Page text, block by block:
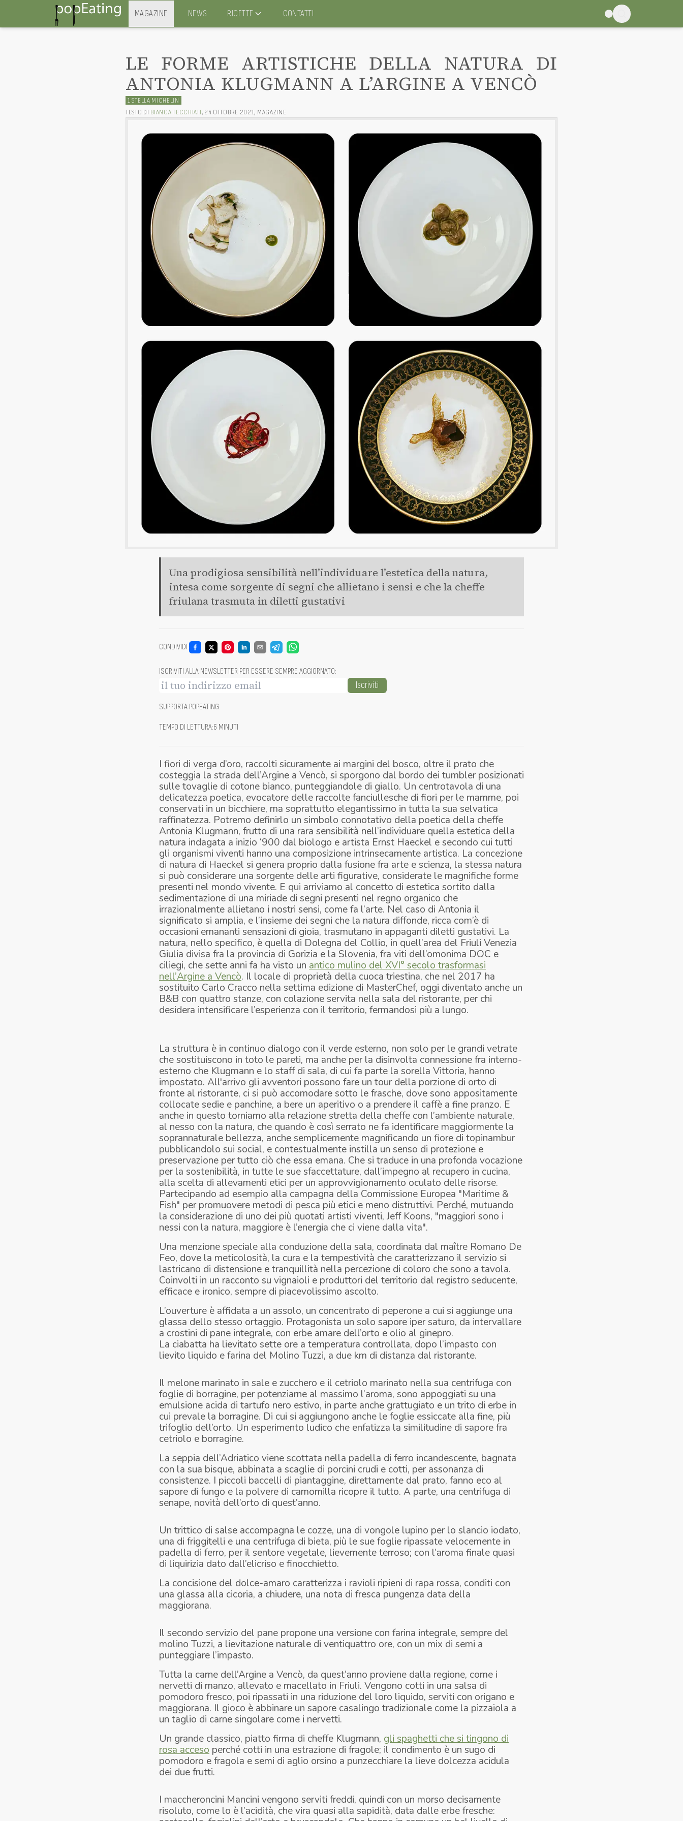
MAGAZINE NEWS RICETTE CONTATTI
LE FORME ARTISTICHE DELLA NATURA DI
ANTONIA KLUGMANN A L’ARGINE A VENCÒ
1 STELLA MICHELIN
TESTO DI BIANCA TECCHIATI, 24 OTTOBRE 2021, MAGAZINE
Una prodigiosa sensibilità nell’individuare l’estetica della natura,
intesa come sorgente di segni che allietano i sensi e che la cheffe
friulana trasmuta in diletti gustativi
CONDIVIDI:
ISCRIVITI ALLA NEWSLETTER PER ESSERE SEMPRE AGGIORNATO:
Iscriviti
SUPPORTA POPEATING:
TEMPO DI LETTURA:6 MINUTI
I fiori di verga d’oro, raccolti sicuramente ai margini del bosco, oltre il prato che
costeggia la strada dell’Argine a Vencò, si sporgono dal bordo dei tumbler posizionati
sulle tovaglie di cotone bianco, punteggiandole di giallo. Un centrotavola di una
delicatezza poetica, evocatore delle raccolte fanciullesche di fiori per le mamme, poi
conservati in un bicchiere, ma soprattutto elegantissimo in tutta la sua selvatica
raffinatezza. Potremo definirlo un simbolo connotativo della poetica della cheffe
Antonia Klugmann, frutto di una rara sensibilità nell’individuare quella estetica della
natura indagata a inizio ‘900 dal biologo e artista Ernst Haeckel e secondo cui tutti
gli organismi viventi hanno una composizione intrinsecamente artistica. La concezione
di natura di Haeckel si genera proprio dalla fusione fra arte e scienza, la stessa natura
si può considerare una sorgente delle arti figurative, considerate le magnifiche forme
presenti nel mondo vivente. E qui arriviamo al concetto di estetica sortito dalla
sedimentazione di una miriade di segni presenti nel regno organico che
irrazionalmente allietano i nostri sensi, come fa l’arte. Nel caso di Antonia il
significato si amplia, e l’insieme dei segni che la natura diffonde, ricca com’è di
occasioni emananti sensazioni di gioia, trasmutano in appaganti diletti gustativi. La
natura, nello specifico, è quella di Dolegna del Collio, in quell’area del Friuli Venezia
Giulia divisa fra la provincia di Gorizia e la Slovenia, fra viti dell’omonima DOC e
ciliegi, che sette anni fa ha visto un antico mulino del XVI° secolo trasformasi
nell’Argine a Vencò. Il locale di proprietà della cuoca triestina, che nel 2017 ha
sostituito Carlo Cracco nella settima edizione di MasterChef, oggi diventato anche un
B&B con quattro stanze, con colazione servita nella sala del ristorante, per chi
desidera intensificare l’esperienza con il territorio, fermandosi più a lungo.
La struttura è in continuo dialogo con il verde esterno, non solo per le grandi vetrate
che sostituiscono in toto le pareti, ma anche per la disinvolta connessione fra interno-
esterno che Klugmann e lo staff di sala, di cui fa parte la sorella Vittoria, hanno
impostato. All'arrivo gli avventori possono fare un tour della porzione di orto di
fronte al ristorante, ci si può accomodare sotto le frasche, dove sono appositamente
collocate sedie e panchine, a bere un aperitivo o a prendere il caffè a fine pranzo. E
anche in questo torniamo alla relazione stretta della cheffe con l’ambiente naturale,
al nesso con la natura, che quando è così serrato ne fa identificare maggiormente la
soprannaturale bellezza, anche semplicemente magnificando un fiore di topinambur
pubblicandolo sui social, e contestualmente instilla un senso di protezione e
preservazione per tutto ciò che essa emana. Che si traduce in una profonda vocazione
per la sostenibilità, in tutte le sue sfaccettature, dall’impegno al recupero in cucina,
alla scelta di allevamenti etici per un approvvigionamento oculato delle risorse.
Partecipando ad esempio alla campagna della Commissione Europea "Maritime &
Fish" per promuovere metodi di pesca più etici e meno distruttivi. Perché, mutuando
la considerazione di uno dei più quotati artisti viventi, Jeff Koons, "maggiori sono i
nessi con la natura, maggiore è l’energia che ci viene dalla vita".
Una menzione speciale alla conduzione della sala, coordinata dal maître Romano De
Feo, dove la meticolosità, la cura e la tempestività che caratterizzano il servizio si
lastricano di distensione e tranquillità nella percezione di coloro che sono a tavola.
Coinvolti in un racconto su vignaioli e produttori del territorio dal registro seducente,
efficace e ironico, sempre di piacevolissimo ascolto.
L’ouverture è affidata a un assolo, un concentrato di peperone a cui si aggiunge una
glassa dello stesso ortaggio. Protagonista un solo sapore iper saturo, da intervallare
a crostini di pane integrale, con erbe amare dell’orto e olio al ginepro.
La ciabatta ha lievitato sette ore a temperatura controllata, dopo l’impasto con
lievito liquido e farina del Molino Tuzzi, a due km di distanza dal ristorante.
Il melone marinato in sale e zucchero e il cetriolo marinato nella sua centrifuga con
foglie di borragine, per potenziarne al massimo l’aroma, sono appoggiati su una
emulsione acida di tartufo nero estivo, in parte anche grattugiato e un trito di erbe in
cui prevale la borragine. Di cui si aggiungono anche le foglie essiccate alla fine, più
trifoglio dell’orto. Un esperimento ludico che enfatizza la similitudine di sapore fra
cetriolo e borragine.
La seppia dell’Adriatico viene scottata nella padella di ferro incandescente, bagnata
con la sua bisque, abbinata a scaglie di porcini crudi e cotti, per assonanza di
consistenze. I piccoli baccelli di piantaggine, direttamente dal prato, fanno eco al
sapore di fungo e la polvere di camomilla ricopre il tutto. A parte, una centrifuga di
senape, novità dell’orto di quest’anno.
Un trittico di salse accompagna le cozze, una di vongole lupino per lo slancio iodato,
una di friggitelli e una centrifuga di bieta, più le sue foglie ripassate velocemente in
padella di ferro, per il sentore vegetale, lievemente terroso; con l’aroma finale quasi
di liquirizia dato dall’elicriso e finocchietto.
La concisione del dolce-amaro caratterizza i ravioli ripieni di rapa rossa, conditi con
una glassa alla cicoria, a chiudere, una nota di fresca pungenza data della
maggiorana.
Il secondo servizio del pane propone una versione con farina integrale, sempre del
molino Tuzzi, a lievitazione naturale di ventiquattro ore, con un mix di semi a
punteggiare l’impasto.
Tutta la carne dell’Argine a Vencò, da quest’anno proviene dalla regione, come i
nervetti di manzo, allevato e macellato in Friuli. Vengono cotti in una salsa di
pomodoro fresco, poi ripassati in una riduzione del loro liquido, serviti con origano e
maggiorana. Il gioco è abbinare un sapore casalingo tradizionale come la pizzaiola a
un taglio di carne singolare come i nervetti.
Un grande classico, piatto firma di cheffe Klugmann, gli spaghetti che si tingono di
rosa acceso perché cotti in una estrazione di fragole; il condimento è un sugo di
pomodoro e fragola e semi di aglio orsino a punzecchiare la lieve dolcezza acidula
dei due frutti.
I maccheroncini Mancini vengono serviti freddi, quindi con un morso decisamente
risoluto, come lo è l’acidità, che vira quasi alla sapidità, data dalle erbe fresche: